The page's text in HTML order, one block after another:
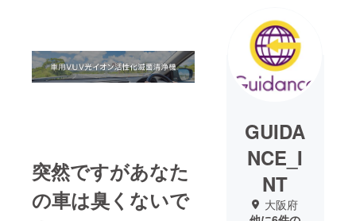
突然ですがあなた
の車は臭くないで
GUIDA
NCE_I
NT
大阪府